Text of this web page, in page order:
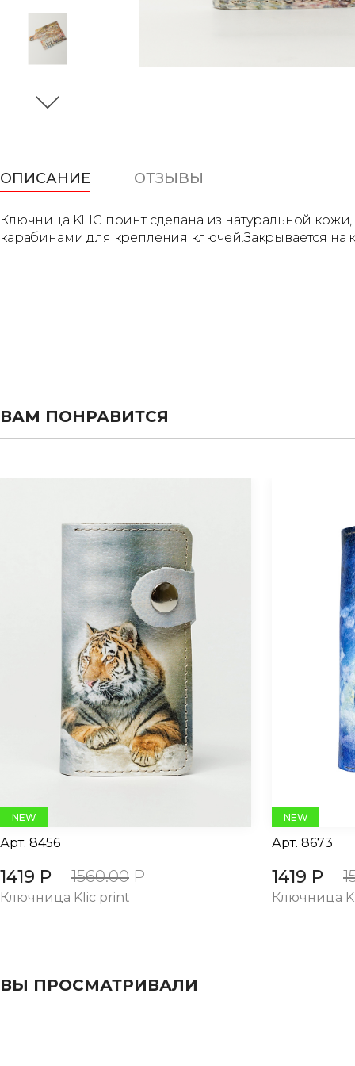
ОПИСАНИЕ ОТЗЫВЫ
Ключница KLIC принт сделана из натуральной
карабинами для крепления ключей.Закрывается на
ВАМ ПОНРАВИТСЯ
NEW
Арт. 8456
1419 Р 1560.00 Р
Ключница Klic print
NEW
Арт. 8673
1419 Р
Ключница
ВЫ ПРОСМАТРИВАЛИ